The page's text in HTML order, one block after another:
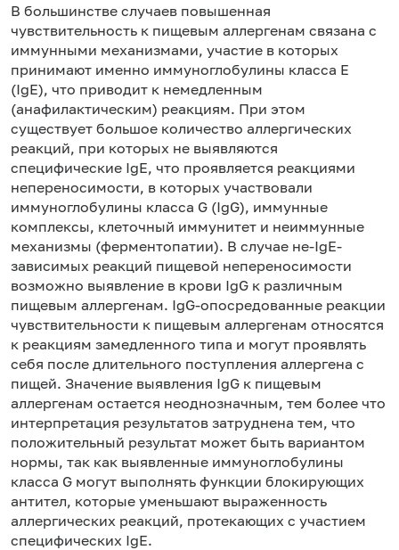
В большинстве случаев повышенная
чувствительность к пищевым аллергенам связана с
иммунными механизмами, участие в которых
принимают именно иммуноглобулины класса Е
(IgE), что приводит к немедленным
(анафилактическим) реакциям. При этом
существует большое количество аллергических
реакций, при которых не выявляются
специфические IgE, что проявляется реакциями
непереносимости, в которых участвовали
иммуноглобулины класса G (IgG), иммунные
комплексы, клеточный иммунитет и неиммунные
механизмы (ферментопатии). В случае не-IgE-
зависимых реакций пищевой непереносимости
возможно выявление в крови IgG к различным
пищевым аллергенам. IgG-опосредованные реакции
чувствительности к пищевым аллергенам относятся
к реакциям замедленного типа и могут проявлять
себя после длительного поступления аллергена с
пищей. Значение выявления IgG к пищевым
аллергенам остается неоднозначным, тем более что
интерпретация результатов затруднена тем, что
положительный результат может быть вариантом
нормы, так как выявленные иммуноглобулины
класса G могут выполнять функции блокирующих
антител, которые уменьшают выраженность
аллергических реакций, протекающих с участием
специфических IgE.